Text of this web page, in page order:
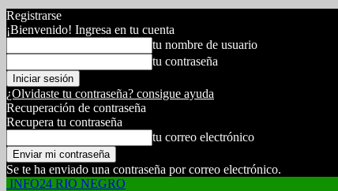
Registrarse
¡Bienvenido! Ingresa en tu cuenta
tu nombre de usuario
tu contraseña
¿Olvidaste tu contraseña? consigue ayuda
Recuperación de contraseña
Recupera tu contraseña
tu correo electrónico
Se te ha enviado una contraseña por correo electrónico.
INFO24 RIO NEGRO